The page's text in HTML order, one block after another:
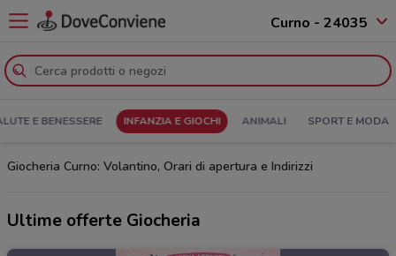
Curno - 24035
E BENESSERE INFANZIA E GIOCHI ANIMALI SPORT E MODA
Giocheria Curno: Volantino, Orari di apertura e Indirizzi
Ultime offerte Giocheria